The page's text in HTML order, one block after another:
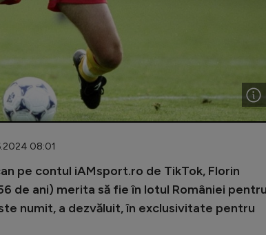
08:01
pe contul iAMsport.ro de TikTok, Florin
de ani) merita să fie în lotul României
numit, a dezvăluit, în exclusivitate pentru